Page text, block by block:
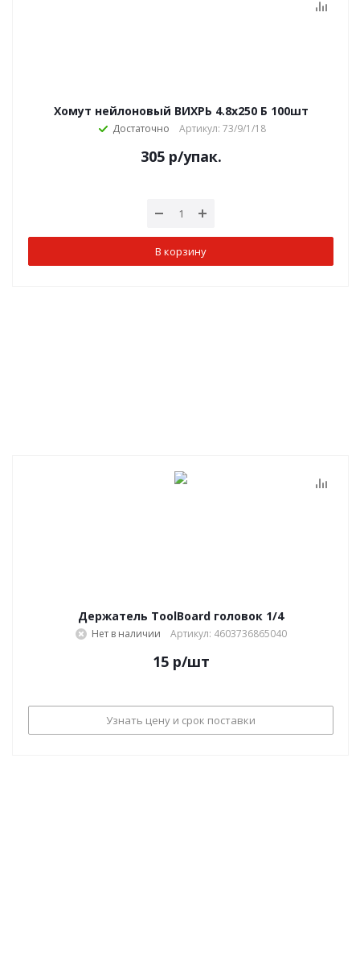
Хомут нейлоновый ВИХРЬ 4.8х250 Б 100шт
Достаточно Артикул: 73/9/1/18
305р/упак.
В корзину
Держатель ToolBoard головок 1/4
Нет в наличии Артикул: 4603736865040
15р/шт
Узнать цену и срок поставки